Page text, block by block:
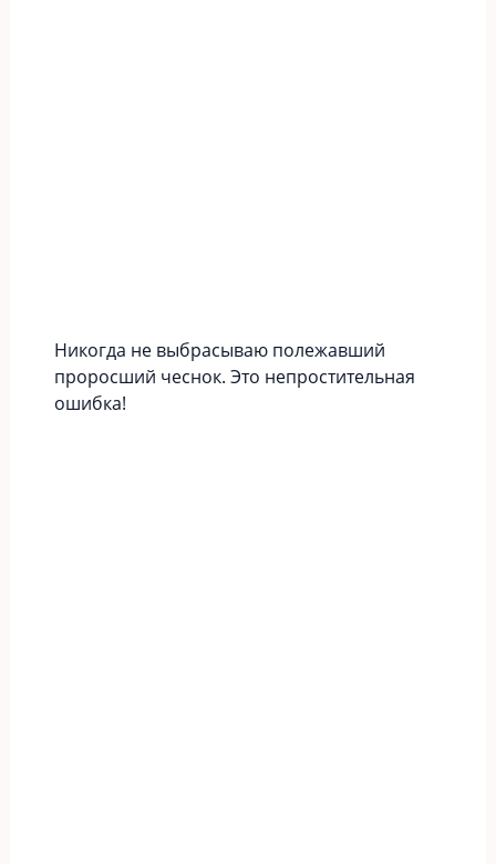
Никогда не выбрасываю полежавший
проросший чеснок. Это непростительная
ошибка!